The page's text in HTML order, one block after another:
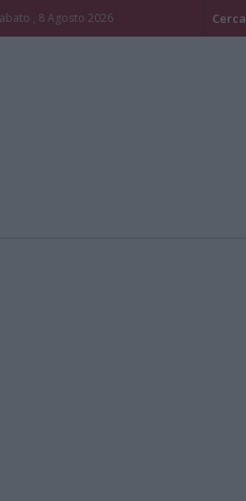
, 8 Agosto 2026 Cerca